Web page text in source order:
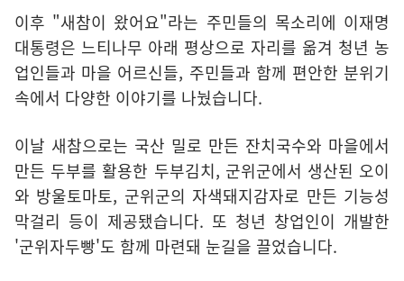
이후 "새참이 왔어요"라는 주민들의 목소리에 이재명
대통령은 느티나무 아래 평상으로 자리를 옮겨 청년 농
업인들과 마을 어르신들, 주민들과 함께 편안한 분위기
속에서 다양한 이야기를 나눴습니다.
이날 새참으로는 국산 밀로 만든 잔치국수와 마을에서
만든 두부를 활용한 두부김치, 군위군에서 생산된 오이
와 방울토마토, 군위군의 자색돼지감자로 만든 기능성
막걸리 등이 제공됐습니다. 또 청년 창업인이 개발한
'군위자두빵'도 함께 마련돼 눈길을 끌었습니다.